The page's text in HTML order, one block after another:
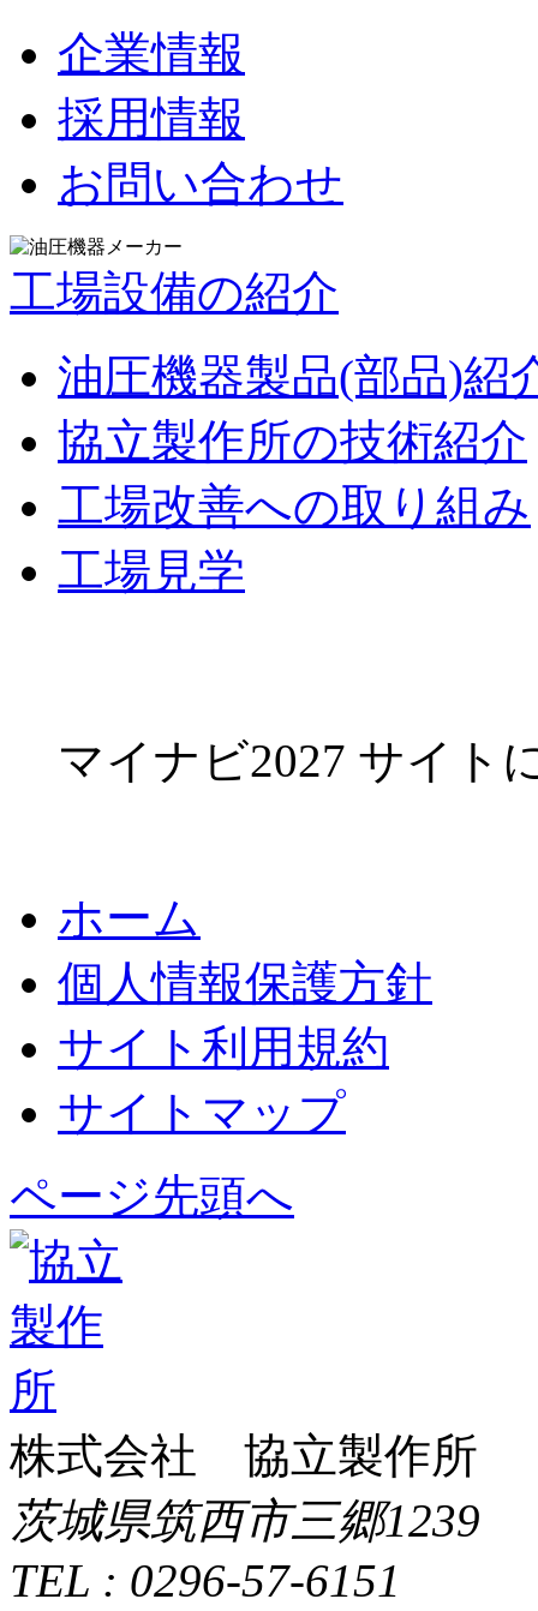
企業情報
採用情報
お問い合わせ
工場設備の紹介
油圧機器製品(部品)紹
協立製作所の技術紹介
工場改善への取り組み
工場見学
マイナビ2027 サイト
ホーム
個人情報保護方針
サイト利用規約
サイトマップ
ページ先頭へ
株式会社 協立製作所
茨城県筑西市三郷1239
TEL : 0296-57-6151